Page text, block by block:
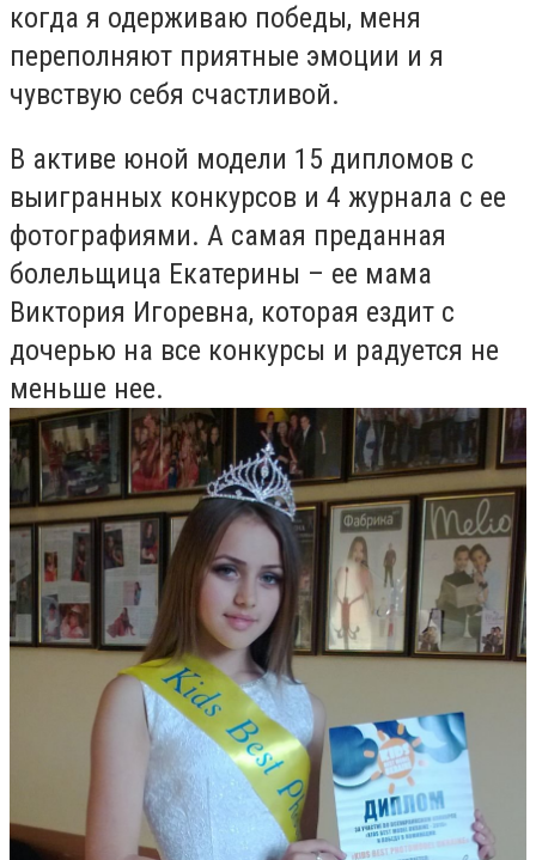
когда я одерживаю победы, меня
переполняют приятные эмоции и я
чувствую себя счастливой.
В активе юной модели 15 дипломов с
выигранных конкурсов и 4 журнала с ее
фотографиями. А самая преданная
болельщица Екатерины – ее мама
Виктория Игоревна, которая ездит с
дочерью на все конкурсы и радуется не
меньше нее.